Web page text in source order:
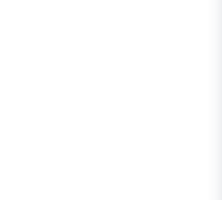
forventes afsluttet som tilståelsessag